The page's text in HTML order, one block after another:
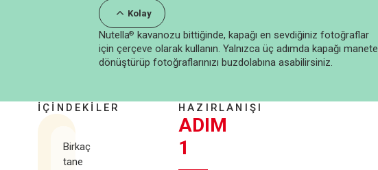
Kolay
Nutella® kavanozu bittiğinde, kapağı en sevdiğiniz fotoğraflar
için çerçeve olarak kullanın. Yalnızca üç adımda kapağı manete
dönüştürüp fotoğraflarınızı buzdolabına asabilirsiniz.
İÇİNDEKİLER
Birkaç
tane
HAZIRLANIŞI
ADIM
1